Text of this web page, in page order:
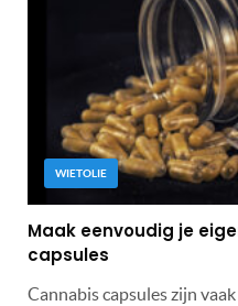
WIETOLIE
Maak eenvoudig je
capsules
Cannabis capsules zijn